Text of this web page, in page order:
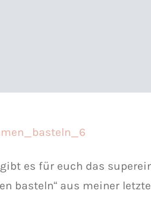
es für euch das
basteln“ aus meiner